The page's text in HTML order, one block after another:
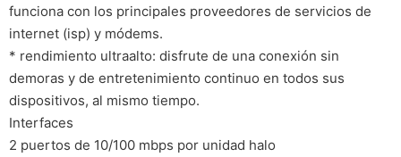
funciona con los principales proveedores de servicios de
internet (isp) y módems.
* rendimiento ultraalto: disfrute de una conexión sin
demoras y de entretenimiento continuo en todos sus
dispositivos, al mismo tiempo.
Interfaces
2 puertos de 10/100 mbps por unidad halo